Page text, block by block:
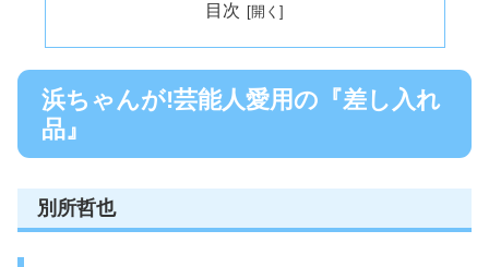
目次
浜ちゃんが!芸能人愛用の『差し入れ
品』
別所哲也